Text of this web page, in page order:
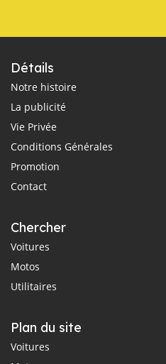
Détails
Notre histoire
La publicité
Vie Privée
Conditions Générales
Promotion
Contact
Chercher
Voitures
Motos
Utilitaires
Plan du site
Voitures